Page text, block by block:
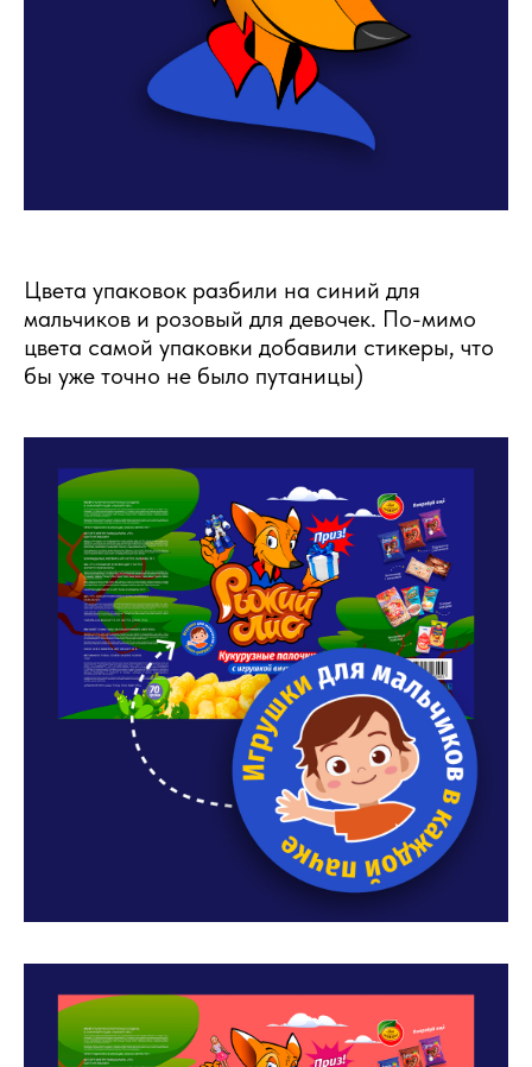
Цвета упаковок разбили на синий для
мальчиков и розовый для девочек. По-мимо
цвета самой упаковки добавили стикеры, что
бы уже точно не было путаницы)